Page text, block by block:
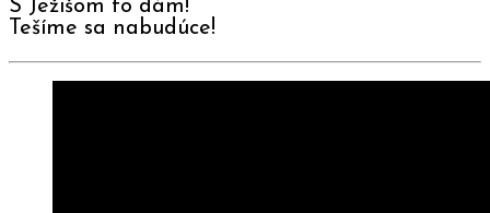
S Ježišom to dám!
Tešíme sa nabudúce!